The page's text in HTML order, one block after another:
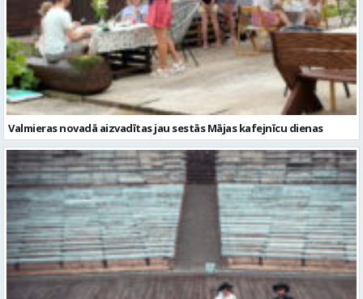
Valmieras novadā aizvadītas jau sestās Mājas kafejnīcu dienas